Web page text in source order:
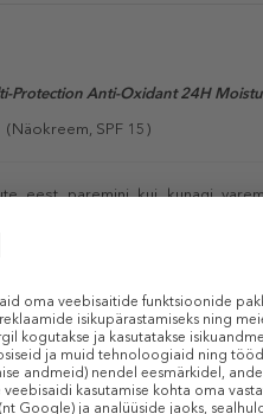
Protection Anti-Oxidant 24H
(Näokreem, SPF 15)
eest paremini kui kunagi
vabade radikaalide
esimeste
nahale.